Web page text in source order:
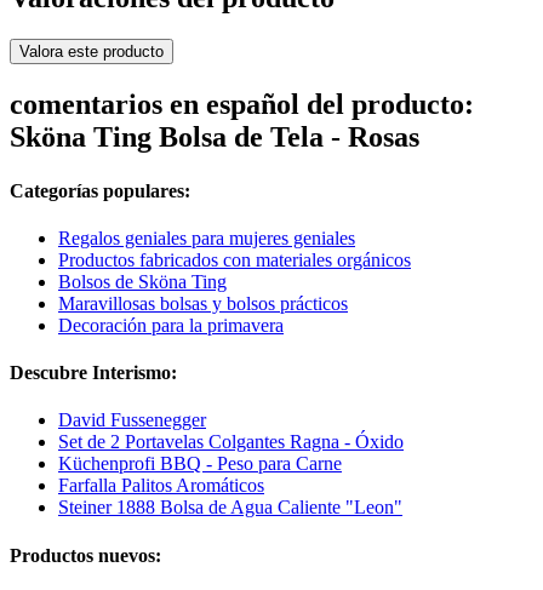
Valora este producto
comentarios en español del producto:
Sköna Ting Bolsa de Tela - Rosas
Categorías populares:
Regalos geniales para mujeres geniales
Productos fabricados con materiales orgánicos
Bolsos de Sköna Ting
Maravillosas bolsas y bolsos prácticos
Decoración para la primavera
Descubre Interismo:
David Fussenegger
Set de 2 Portavelas Colgantes Ragna - Óxido
Küchenprofi BBQ - Peso para Carne
Farfalla Palitos Aromáticos
Steiner 1888 Bolsa de Agua Caliente "Leon"
Productos nuevos: